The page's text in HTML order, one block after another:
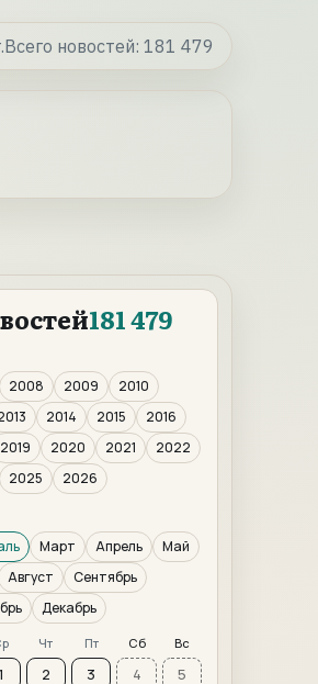
Всего новостей: 181 479
181 479
2008 2009
2010
2014 2015
2016
2019 2020 2021
2022
2025
2026
Март Апрель
Май
Август
Сентябрь
Декабрь
Чт Пт Сб Вс
2 3 4
5